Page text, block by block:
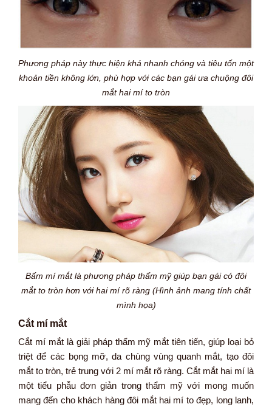
Phương pháp này thực hiện khá nhanh chóng và tiêu tốn một
khoản tiền không lớn, phù hợp với các bạn gái ưa chuộng đôi
mắt hai mí to tròn
Bấm mí mắt là phương pháp thẩm mỹ giúp bạn gái có đôi
mắt to tròn hơn với hai mí rõ ràng (Hình ảnh mang tính chất
mình họa)
Cắt mí mắt
Cắt mí mắt là giải pháp thẩm mỹ mắt tiên tiến, giúp loại bỏ
triệt để các bọng mỡ, da chùng vùng quanh mắt, tạo đôi
mắt to tròn, trẻ trung với 2 mí mắt rõ ràng. Cắt mắt hai mí là
một tiểu phẫu đơn giản trong thẩm mỹ với mong muốn
mang đến cho khách hàng đôi mắt hai mí to đẹp, long lanh,